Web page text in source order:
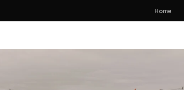
Home